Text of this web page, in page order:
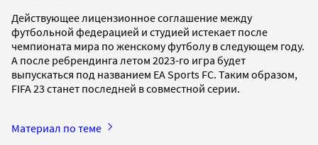
Действующее лицензионное соглашение между
футбольной федерацией и студией истекает после
чемпионата мира по женскому футболу в следующем году.
А после ребрендинга летом 2023-го игра будет
выпускаться под названием EA Sports FC. Таким образом,
FIFA 23 станет последней в совместной серии.
Материал по теме